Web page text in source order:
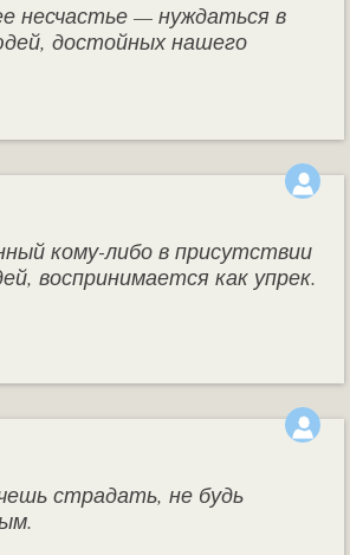
несчастье — нуждаться в
достойных нашего
кому-либо в присутствии
воспринимается как упрек.
страдать, не будь